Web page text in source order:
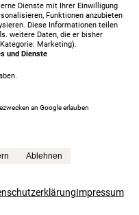
Dienste mit Ihrer Einwilligung
Funktionen anzubieten
Diese Informationen teilen
weitere Daten, die er bisher
Marketing).
und Dienste
an Google erlauben
Ablehnen
Impressum